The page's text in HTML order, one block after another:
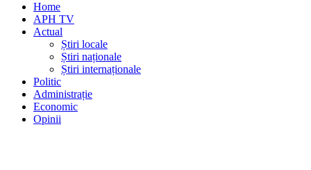
Home
APH TV
Actual
Știri locale
Știri naționale
Știri internaționale
Politic
Administrație
Economic
Opinii